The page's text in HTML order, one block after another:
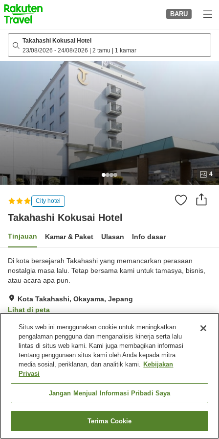
to
top
page
BARU
Takahashi Kokusai Hotel
23/08/2026 - 24/08/2026 2 tamu 1 kamar
4
City hotel
Takahashi Kokusai Hotel
Tinjauan Kamar & Paket Ulasan Info dasar
Di kota bersejarah Takahashi yang memancarkan perasaan
nostalgia masa lalu. Tetap bersama kami untuk tamasya, bisnis,
atau acara apa pun.
Kota Takahashi, Okayama, Jepang
Lihat di peta
Sangat baik Ulasan: 156
Fasilitas properti
Tempat parkir
Restoran
Lounge
Beranda Jepang Okayama
Kota Takahashi
Takahashi Kokusai Hotel
Cari kamar
Situs web ini menggunakan cookie untuk meningkatkan
pengalaman pengguna dan menganalisis kinerja serta lalu
lintas di situs web kami. Kami juga membagikan informasi
tentang penggunaan situs kami oleh Anda kepada mitra
media sosial, periklanan, dan analitik kami. Kebijakan
Privasi
Jangan Menjual Informasi Pribadi Saya
Terima Cookie